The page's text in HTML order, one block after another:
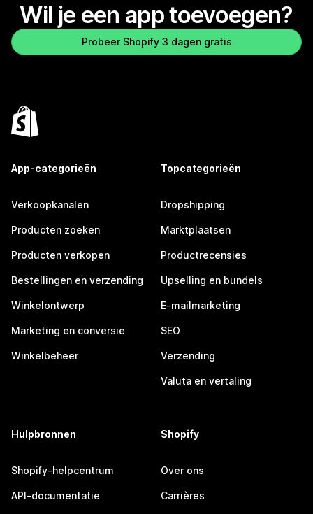
Wil je een app toevoegen?
Probeer Shopify 3 dagen gratis
App-categorieën
Verkoopkanalen
Producten zoeken
Producten verkopen
Bestellingen en verzending
Winkelontwerp
Marketing en conversie
Winkelbeheer
Topcategorieën
Dropshipping
Marktplaatsen
Productrecensies
Upselling en bundels
E-mailmarketing
SEO
Verzending
Valuta en vertaling
Hulpbronnen
Shopify-helpcentrum
API-documentatie
Shopify
Over ons
Carrières